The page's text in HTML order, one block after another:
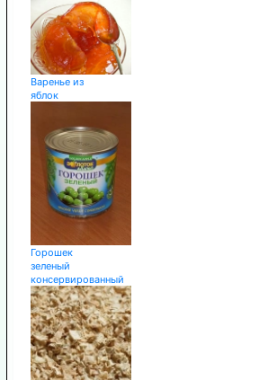
Варенье из
яблок
Горошек
зеленый
консервированный